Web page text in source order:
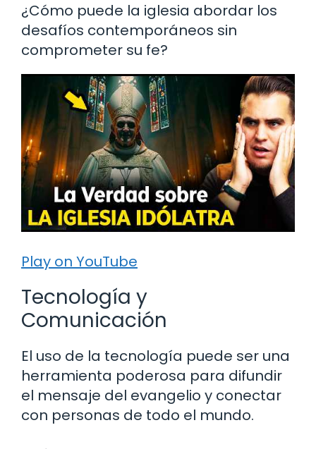
¿Cómo puede la iglesia abordar los
desafíos contemporáneos sin
comprometer su fe?
Play on YouTube
Tecnología y
Comunicación
El uso de la tecnología puede ser una
herramienta poderosa para difundir
el mensaje del evangelio y conectar
con personas de todo el mundo.